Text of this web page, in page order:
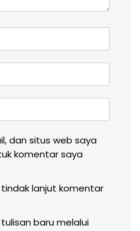
dan situs web saya
komentar saya
lanjut komentar
baru melalui